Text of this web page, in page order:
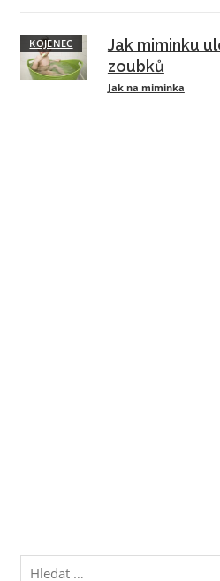
KOJENEC
Jak miminku
zoubků
Jak na miminka
Vyhledávání